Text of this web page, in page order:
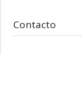
Contacto